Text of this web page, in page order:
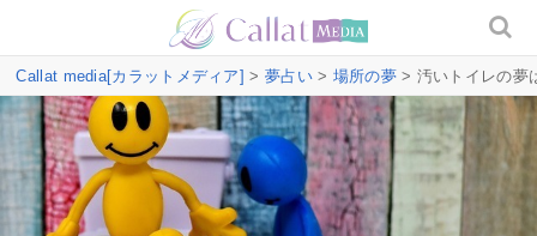
Callat media[カラットメディア] > 夢占い> 場所の夢> 汚いトイレの夢